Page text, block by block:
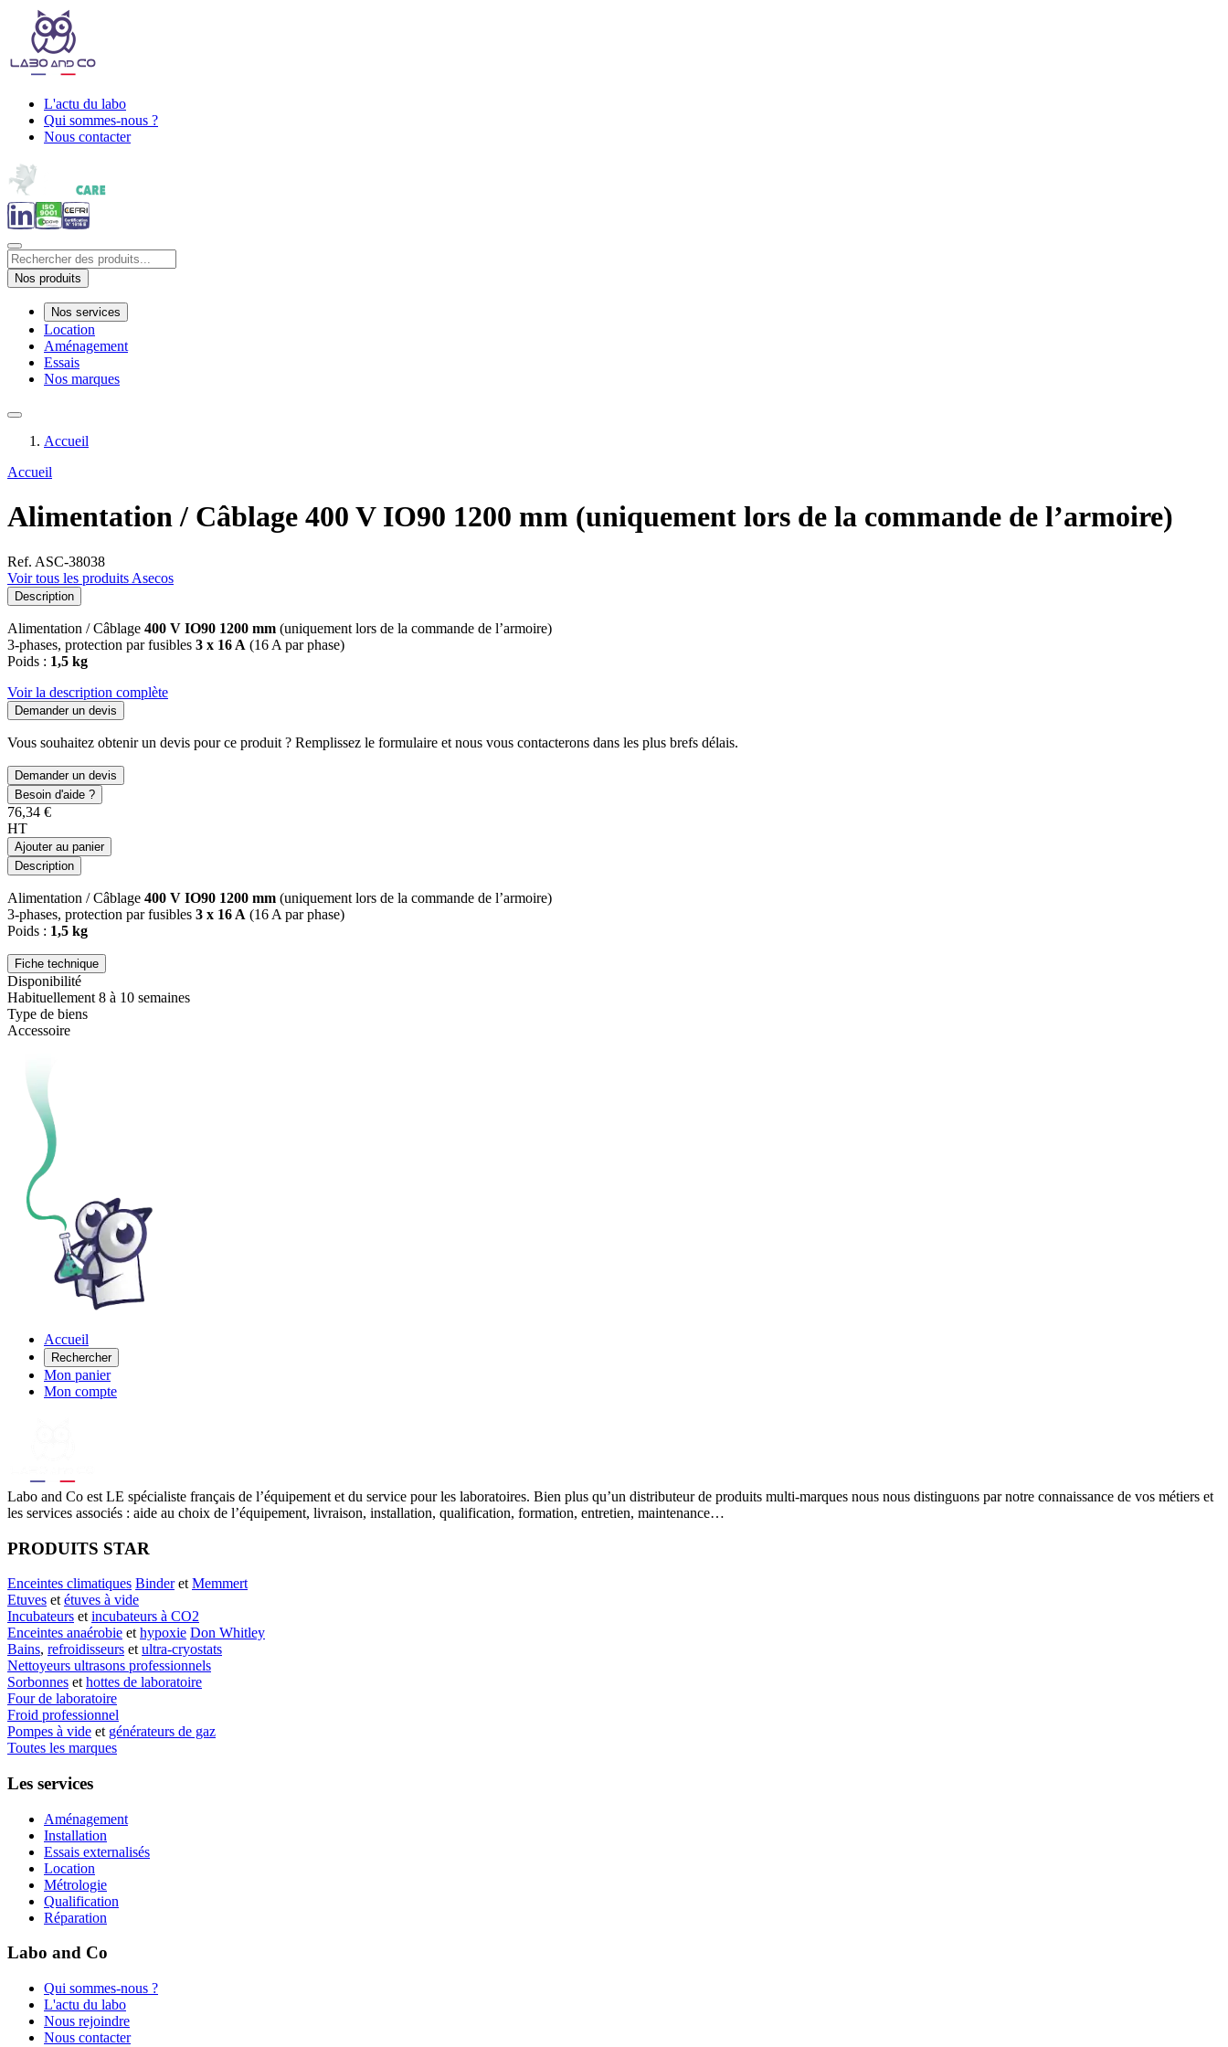
L'actu du labo
Qui sommes-nous ?
Nous contacter
Nos produits
Nos services
Location
Aménagement
Essais
Nos marques
Accueil
Accueil
Alimentation / Câblage 400 V IO90 1200 mm (uniquement lors de la commande de l’armoire)
Ref. ASC-38038
Voir tous les produits Asecos
Description
Alimentation / Câblage 400 V IO90 1200 mm (uniquement lors de la commande de l’armoire)
3-phases, protection par fusibles 3 x 16 A (16 A par phase)
Poids : 1,5 kg
Voir la description complète
Demander un devis
Vous souhaitez obtenir un devis pour ce produit ? Remplissez le formulaire et nous vous contacterons dans les plus brefs délais.
Demander un devis
Besoin d'aide ?
76,34 €
HT
Ajouter au panier
Description
Alimentation / Câblage 400 V IO90 1200 mm (uniquement lors de la commande de l’armoire)
3-phases, protection par fusibles 3 x 16 A (16 A par phase)
Poids : 1,5 kg
Fiche technique
Disponibilité
Habituellement 8 à 10 semaines
Type de biens
Accessoire
Accueil
Rechercher
Mon panier
Mon compte
Labo and Co est LE spécialiste français de l’équipement et du service pour les laboratoires. Bien plus qu’un distributeur de produits multi-marques nous nous distinguons par notre connaissance de vos métiers et
les services associés : aide au choix de l’équipement, livraison, installation, qualification, formation, entretien, maintenance…
PRODUITS STAR
Enceintes climatiques Binderet Memmert
Etuves et étuves à vide
Incubateurs et incubateurs à CO2
Enceintes anaérobie et hypoxie Don Whitley
Bains, refroidisseurs et ultra-cryostats
Nettoyeurs ultrasons professionnels
Sorbonnes et hottes de laboratoire
Four de laboratoire
Froid professionnel
Pompes à vide et générateurs de gaz
Toutes les marques
Les services
Aménagement
Installation
Essais externalisés
Location
Métrologie
Qualification
Réparation
Labo and Co
Qui sommes-nous ?
L'actu du labo
Nous rejoindre
Nous contacter